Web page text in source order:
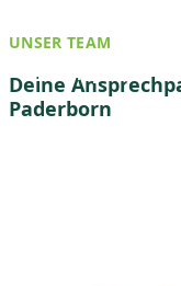
UNSER TEAM
Deine
Paderborn
Christina Jasny